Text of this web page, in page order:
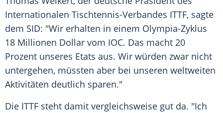
Internationalen Tischtennis-Verbandes ITTF, sagte
dem SID: "Wir erhalten in einem Olympia-Zyklus
18 Millionen Dollar vom IOC. Das macht 20
Prozent unseres Etats aus. Wir würden zwar nicht
untergehen, müssten aber bei unseren weltweiten
Aktivitäten deutlich sparen."
Die ITTF steht damit vergleichsweise gut da. "Ich